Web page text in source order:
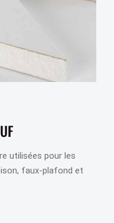
utilisées pour les
faux-plafond et